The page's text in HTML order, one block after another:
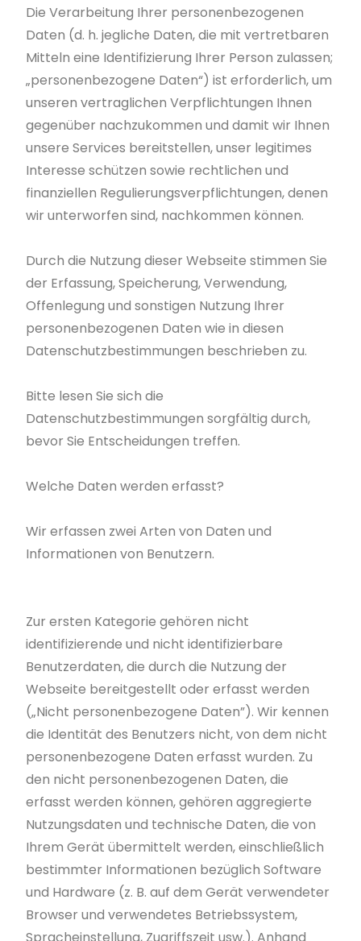
Die Verarbeitung Ihrer personenbezogenen
Daten (d. h. jegliche Daten, die mit vertretbaren
Mitteln eine Identifizierung Ihrer Person zulassen;
„personenbezogene Daten“) ist erforderlich, um
unseren vertraglichen Verpflichtungen Ihnen
gegenüber nachzukommen und damit wir Ihnen
unsere Services bereitstellen, unser legitimes
Interesse schützen sowie rechtlichen und
finanziellen Regulierungsverpflichtungen, denen
wir unterworfen sind, nachkommen können.
Durch die Nutzung dieser Webseite stimmen Sie
der Erfassung, Speicherung, Verwendung,
Offenlegung und sonstigen Nutzung Ihrer
personenbezogenen Daten wie in diesen
Datenschutzbestimmungen beschrieben zu.
Bitte lesen Sie sich die
Datenschutzbestimmungen sorgfältig durch,
bevor Sie Entscheidungen treffen.
Welche Daten werden erfasst?
Wir erfassen zwei Arten von Daten und
Informationen von Benutzern.
Zur ersten Kategorie gehören nicht
identifizierende und nicht identifizierbare
Benutzerdaten, die durch die Nutzung der
Webseite bereitgestellt oder erfasst werden
(„Nicht personenbezogene Daten”). Wir kennen
die Identität des Benutzers nicht, von dem nicht
personenbezogene Daten erfasst wurden. Zu
den nicht personenbezogenen Daten, die
erfasst werden können, gehören aggregierte
Nutzungsdaten und technische Daten, die von
Ihrem Gerät übermittelt werden, einschließlich
bestimmter Informationen bezüglich Software
und Hardware (z. B. auf dem Gerät verwendeter
Browser und verwendetes Betriebssystem,
Spracheinstellung, Zugriffszeit usw.). Anhand